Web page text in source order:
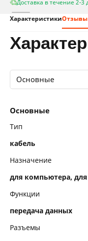
Доставка в течение 2-3
ХарактеристикиОтзывы
Основные
Основные
Тип
кабель
Назначение
для компьютера,
Функции
передача данных
Разъемы